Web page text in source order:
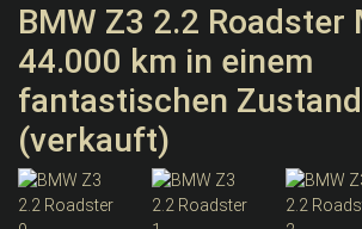
BMW Z3 2.2 Roadster
44.000 km in einem
fantastischen
(verkauft)